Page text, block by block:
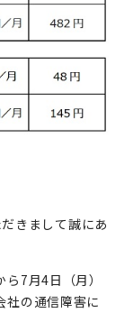
きまして誠にあ
7月4日（月）
社の通信障害に